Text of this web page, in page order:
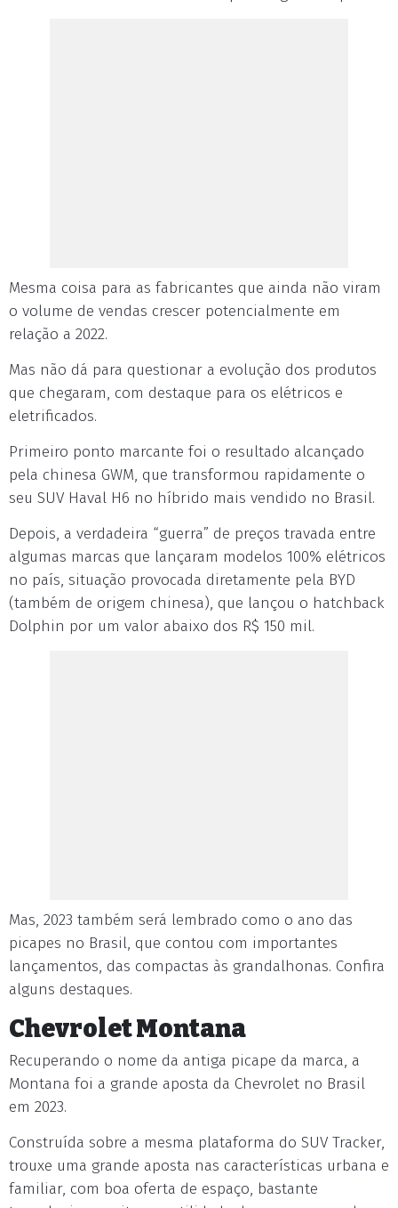
Mesma coisa para as fabricantes que ainda não viram
o volume de vendas crescer potencialmente em
relação a 2022.
Mas não dá para questionar a evolução dos produtos
que chegaram, com destaque para os elétricos e
eletrificados.
Primeiro ponto marcante foi o resultado alcançado
pela chinesa GWM, que transformou rapidamente o
seu SUV Haval H6 no híbrido mais vendido no Brasil.
Depois, a verdadeira “guerra” de preços travada entre
algumas marcas que lançaram modelos 100% elétricos
no país, situação provocada diretamente pela BYD
(também de origem chinesa), que lançou o hatchback
Dolphin por um valor abaixo dos R$ 150 mil.
Mas, 2023 também será lembrado como o ano das
picapes no Brasil, que contou com importantes
lançamentos, das compactas às grandalhonas. Confira
alguns destaques.
Chevrolet Montana
Recuperando o nome da antiga picape da marca, a
Montana foi a grande aposta da Chevrolet no Brasil
em 2023.
Construída sobre a mesma plataforma do SUV Tracker,
trouxe uma grande aposta nas características urbana e
familiar, com boa oferta de espaço, bastante